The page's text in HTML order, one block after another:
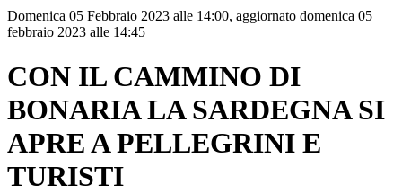
Domenica 05 Febbraio 2023 alle 14:00, aggiornato domenica 05
febbraio 2023 alle 14:45
CON IL CAMMINO DI
BONARIA LA SARDEGNA SI
APRE A PELLEGRINI E
TURISTI